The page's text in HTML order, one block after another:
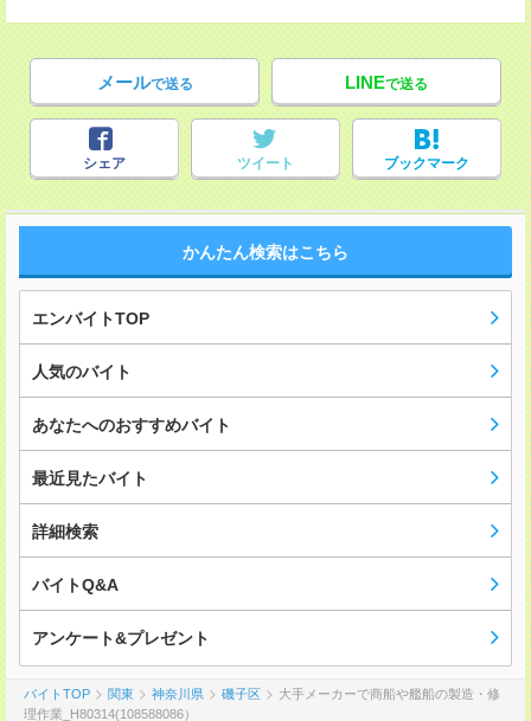
メールで送る LINEで送る
シェア ツイート ブックマーク
かんたん検索はこちら
エンバイトTOP
人気のバイト
あなたへのおすすめバイト
最近見たバイト
詳細検索
バイトQ&A
アンケート&プレゼント
バイトTOP 関東 神奈川県 磯子区
大手メーカーで商船や艦船の製造・修
理作業_H80314(108588086）